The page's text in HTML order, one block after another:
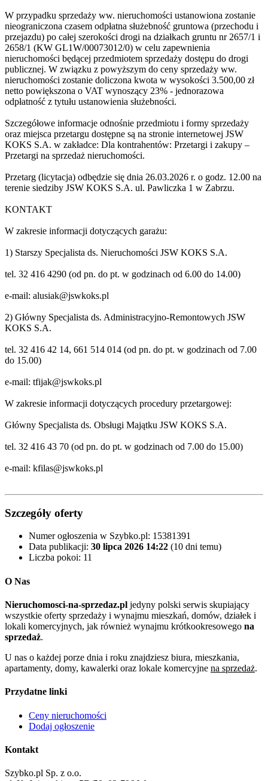
W przypadku sprzedaży ww. nieruchomości ustanowiona zostanie
nieograniczona czasem odpłatna służebność gruntowa (przechodu i
przejazdu) po całej szerokości drogi na działkach gruntu nr 2657/1 i
2658/1 (KW GL1W/00073012/0) w celu zapewnienia
nieruchomości będącej przedmiotem sprzedaży dostępu do drogi
publicznej. W związku z powyższym do ceny sprzedaży ww.
nieruchomości zostanie doliczona kwota w wysokości 3.500,00 zł
netto powiększona o VAT wynoszący 23% - jednorazowa
odpłatność z tytułu ustanowienia służebności.
Szczegółowe informacje odnośnie przedmiotu i formy sprzedaży
oraz miejsca przetargu dostępne są na stronie internetowej JSW
KOKS S.A. w zakładce: Dla kontrahentów: Przetargi i zakupy –
Przetargi na sprzedaż nieruchomości.
Przetarg (licytacja) odbędzie się dnia 26.03.2026 r. o godz. 12.00 na
terenie siedziby JSW KOKS S.A. ul. Pawliczka 1 w Zabrzu.
KONTAKT
W zakresie informacji dotyczących garażu:
1) Starszy Specjalista ds. Nieruchomości JSW KOKS S.A.
tel. 32 416 4290 (od pn. do pt. w godzinach od 6.00 do 14.00)
e-mail: alusiak@jswkoks.pl
2) Główny Specjalista ds. Administracyjno-Remontowych JSW
KOKS S.A.
tel. 32 416 42 14, 661 514 014 (od pn. do pt. w godzinach od 7.00
do 15.00)
e-mail: tfijak@jswkoks.pl
W zakresie informacji dotyczących procedury przetargowej:
Główny Specjalista ds. Obsługi Majątku JSW KOKS S.A.
tel. 32 416 43 70 (od pn. do pt. w godzinach od 7.00 do 15.00)
e-mail: kfilas@jswkoks.pl
Szczegóły oferty
Numer ogłoszenia w Szybko.pl: 15381391
Data publikacji: 30 lipca 2026 14:22 (10 dni temu)
Liczba pokoi: 11
O Nas
Nieruchomosci-na-sprzedaz.pl jedyny polski serwis skupiający
wszystkie oferty sprzedaży i wynajmu mieszkań, domów, działek i
lokali komercyjnych, jak również wynajmu krótkookresowego na
sprzedaż.
U nas o każdej porze dnia i roku znajdziesz biura, mieszkania,
apartamenty, domy, kawalerki oraz lokale komercyjne na sprzedaż.
Przydatne linki
Ceny nieruchomości
Dodaj ogłoszenie
Kontakt
Szybko.pl Sp. z o.o.